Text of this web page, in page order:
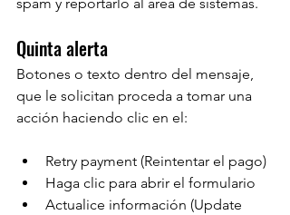
Quinta alerta
Botones o texto dentro del mensaje,
que le solicitan proceda a tomar una
acción haciendo clic en el:
Retry payment (Reintentar el pago)
Haga clic para abrir el formulario
Actualice información (Update